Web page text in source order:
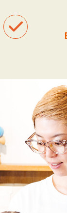
聴
タグ一覧
#ART
#BEAMS RECORDS